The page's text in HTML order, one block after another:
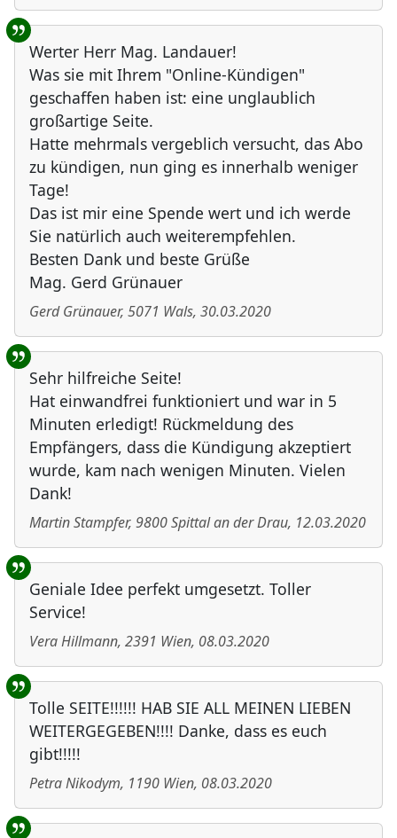
Werter Herr Mag. Landauer!
Was sie mit Ihrem "Online-Kündigen"
geschaffen haben ist: eine unglaublich
großartige Seite.
Hatte mehrmals vergeblich versucht, das Abo
zu kündigen, nun ging es innerhalb weniger
Tage!
Das ist mir eine Spende wert und ich werde
Sie natürlich auch weiterempfehlen.
Besten Dank und beste Grüße
Mag. Gerd Grünauer
Gerd Grünauer, 5071 Wals, 30.03.2020
Sehr hilfreiche Seite!
Hat einwandfrei funktioniert und war in 5
Minuten erledigt! Rückmeldung des
Empfängers, dass die Kündigung akzeptiert
wurde, kam nach wenigen Minuten. Vielen
Dank!
Martin Stampfer, 9800Spittal an der Drau, 12.03.2020
Geniale Idee perfekt umgesetzt. Toller
Service!
Vera Hillmann, 2391 Wien, 08.03.2020
Tolle SEITE!!!!!! HAB SIE ALL MEINEN LIEBEN
WEITERGEGEBEN!!!! Danke, dass es euch
gibt!!!!!
Petra Nikodym, 1190 Wien, 08.03.2020